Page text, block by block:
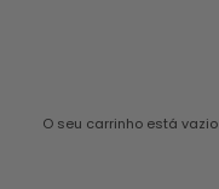
O seu carrinho está vazio